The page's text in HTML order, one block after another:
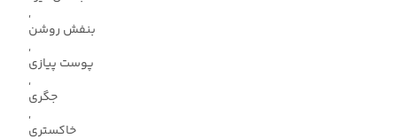
,
بنفش روشن
,
پوست پیازی
,
جگری
,
خاکستری